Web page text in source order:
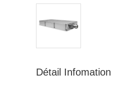
Détail Infomation